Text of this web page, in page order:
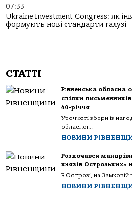
07:33
Ukraine Investment Congress: як
формують нові стандарти галузі
СТАТТІ
Рівненська обласна
спілки
40-річчя
Урочисті збори із
обласної...
НОВИНИ
Розпочався
князів Острозьких»
В Острозі, на Замковій
НОВИНИ